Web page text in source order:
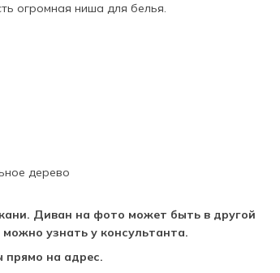
огромная ниша для белья.
дерево
Диван на фото может быть в другой
узнать у консультанта.
прямо на адрес.